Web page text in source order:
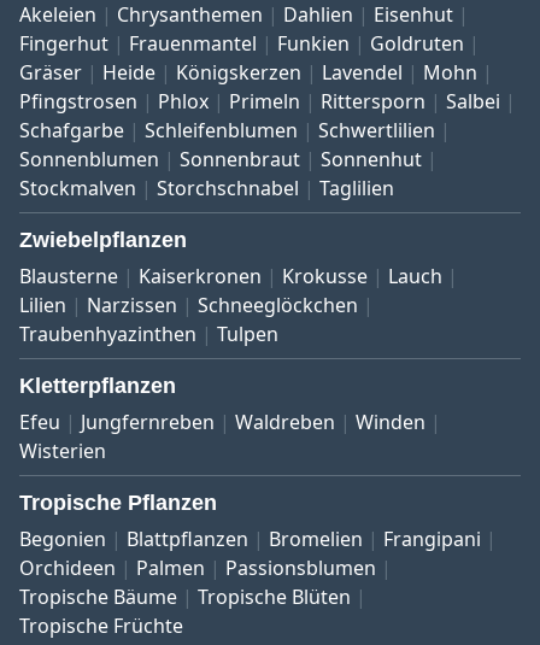
Akeleien Chrysanthemen Dahlien
Eisenhut
Fingerhut
Frauenmantel Funkien
Goldruten
Gräser
Heide Königskerzen Lavendel
Mohn
Pfingstrosen
Phlox Primeln Rittersporn
Salbei
Schafgarbe
Schleifenblumen
Schwertlilien
Sonnenblumen
Sonnenbraut
Sonnenhut
Stockmalven
Storchschnabel Taglilien
Zwiebelpflanzen
Blausterne Kaiserkronen Krokusse
Lauch
Lilien
Narzissen
Schneeglöckchen
Traubenhyazinthen
Tulpen
Kletterpflanzen
Efeu Jungfernreben Waldreben
Winden
Wisterien
Tropische Pflanzen
Begonien Blattpflanzen Bromelien
Frangipani
Orchideen
Palmen
Passionsblumen
Tropische Bäume
Tropische Blüten
Tropische Früchte